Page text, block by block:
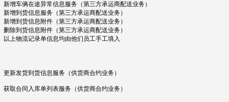
新增车俩在途异常信息服务（第三方承运商配送业务）
新增到货信息服务（第三方承运商配送业务）
新增到货信息附件（第三方承运商配送业务）
删除到货信息附件（第三方承运商配送业务）
以上物流记录单信息均由他们员工手工填入
更新发货到货信息服务（供货商合约业务）
获取合同入库单列表服务（供货商合约业务）